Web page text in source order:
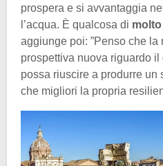
prospera e si avvantaggia
l’acqua. È qualcosa di
aggiunge poi: ”Penso che la
prospettiva nuova riguardo
possa riuscire a produrre
che migliori la propria